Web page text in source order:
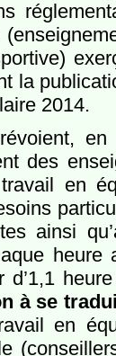
la
2014.
des
en
ainsi
heure
d’1,1
à se
en